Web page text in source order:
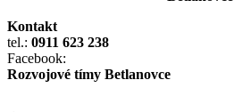
Kontakt
tel.: 0911 623 238
Facebook:
Rozvojové tímy Betlanovce